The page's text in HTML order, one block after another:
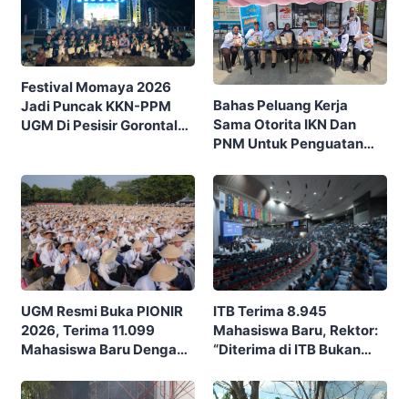
Festival Momaya 2026
Jadi Puncak KKN-PPM
UGM Di Pesisir Gorontalo,
Bahas Peluang Kerja
Sama Otorita IKN Dan
PNM Untuk Penguatan
Nusantara
UGM Resmi Buka PIONIR
2026, Terima 11.099
Mahasiswa Baru Dengan
Membangun Bangsa”
ITB Terima 8.945
Mahasiswa Baru, Rektor:
“Diterima di ITB Bukan